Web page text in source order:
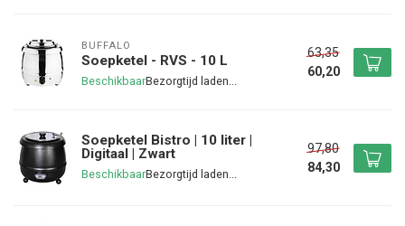
BUFFALO
Soepketel - RVS - 10 L
Beschikbaar
63,35
60,20
Soepketel Bistro | 10 liter |
Digitaal | Zwart
Beschikbaar
97,80
84,30